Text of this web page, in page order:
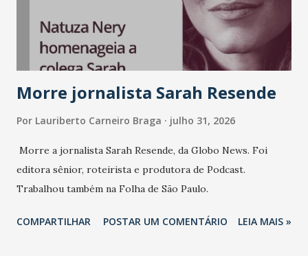
consistência, e nesta edição isso fica ainda mais claro.
Vamos reforçar que ser genuíno sustenta a confiança entre
marcas, pessoas e mercado", afirma Tamires So...
Morre jornalista Sarah Resende
Por Lauriberto Carneiro Braga julho 31, 2026
Morre a jornalista Sarah Resende, da Globo News. Foi
editora sênior, roteirista e produtora de Podcast.
Trabalhou também na Folha de São Paulo.
COMPARTILHAR POSTAR UM COMENTÁRIO LEIA MAIS »